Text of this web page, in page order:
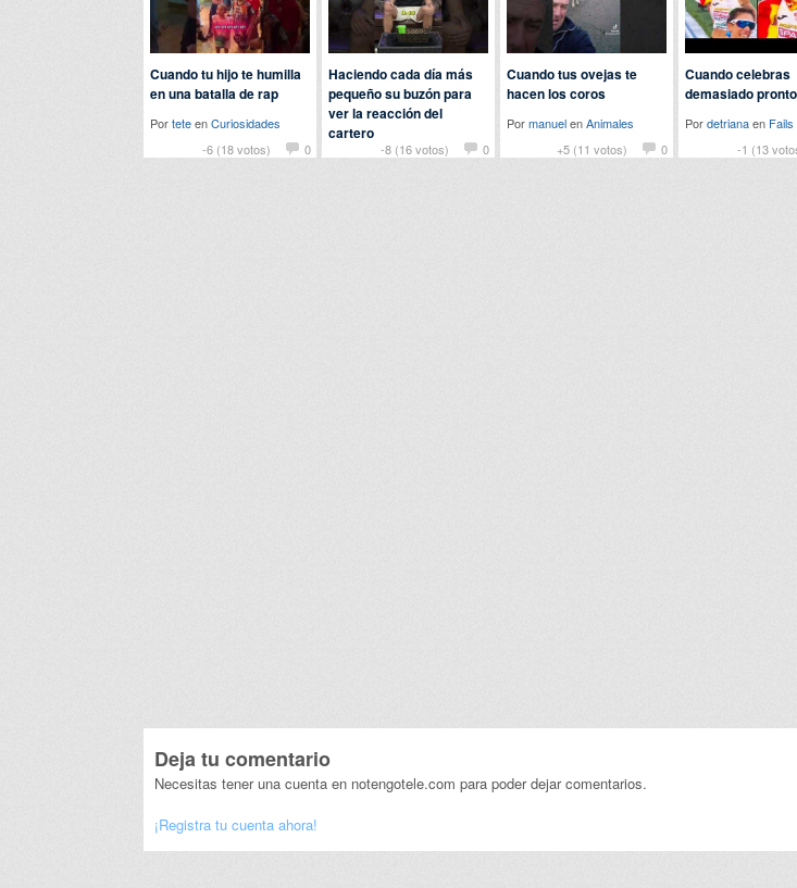
-6 (18 votos) 0
Cuando tu hijo te humilla
en una batalla de rap
PorteteenCuriosidades
-8 (16 votos)
0
Haciendo cada día más
pequeño su buzón para
ver la reacción del
cartero
Pornomedigasen
+5 (11 votos) 0
Cuando tus ovejas te
hacen los coros
PormanuelenAnimales
-1 (13
Cuando celebras
demasiado pronto
Pordetrianaen Fails
Deja tu comentario
Necesitas tener una cuenta en notengotele.com para poder dejar comentarios.
¡Registra tu cuenta ahora!